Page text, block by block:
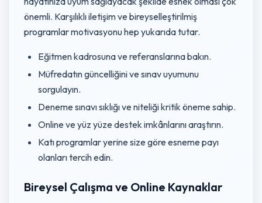
önemli. Karşılıklı iletişim ve bireyselleştirilmiş
programlar motivasyonu hep yukarıda tutar.
Eğitmen kadrosuna ve referanslarına bakın.
Müfredatın güncelliğini ve sınav uyumunu
sorgulayın.
Deneme sınavı sıklığı ve niteliği kritik öneme sahip.
Online ve yüz yüze destek imkânlarını araştırın.
Katı programlar yerine size göre esneme payı
olanları tercih edin.
Bireysel Çalışma ve Online Kaynaklar